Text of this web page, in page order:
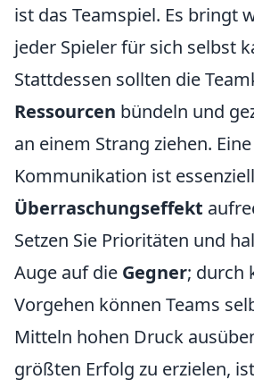
ist das Teamspiel. Es bringt
jeder Spieler für sich selbst
Stattdessen sollten die
Ressourcen bündeln und
an einem Strang ziehen.
Kommunikation ist
Überraschungseffekt
Setzen Sie Prioritäten und
Auge auf die Gegner; durch
Vorgehen können Teams
Mitteln hohen Druck
größten Erfolg zu erzielen,